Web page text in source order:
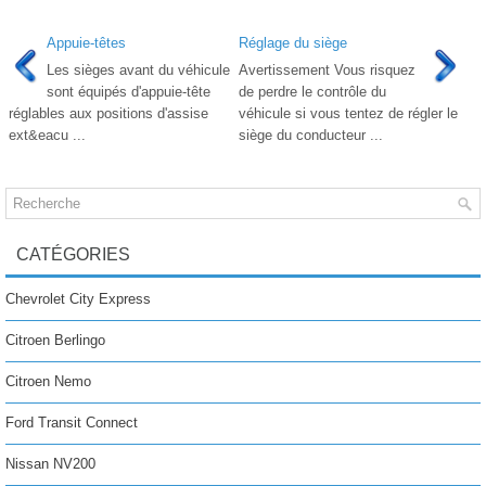
Appuie-têtes
Les sièges avant du véhicule
sont équipés d'appuie-tête
réglables aux positions d'assise
ext&eacu ...
Réglage du siège
Avertissement Vous risquez
de perdre le contrôle du
véhicule si vous tentez de régler le
siège du conducteur ...
CATÉGORIES
Chevrolet City Express
Citroen Berlingo
Citroen Nemo
Ford Transit Connect
Nissan NV200